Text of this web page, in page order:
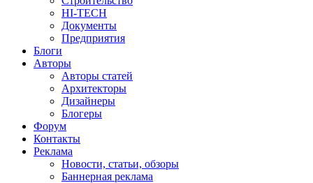
HI-TECH
Документы
Предприятия
Блоги
Авторы
Авторы статей
Архитекторы
Дизайнеры
Блогеры
Форум
Контакты
Реклама
Новости, статьи, обзоры
Баннерная реклама